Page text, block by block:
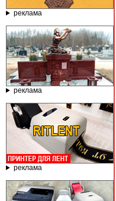
реклама
реклама
реклама